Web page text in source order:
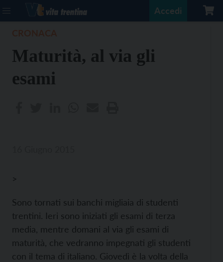
Accedi
Maturità, al via gli
esami
>
Sono tornati sui banchi migliaia di studenti
trentini. Ieri sono iniziati gli esami di terza
media, mentre domani al via gli esami di
maturità, che vedranno impegnati gli studenti
con il tema di italiano. Giovedì è la volta della